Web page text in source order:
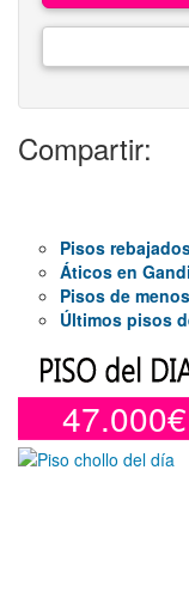
Compartir:
Pisos
Áticos en
Pisos de
Últimos pisos
47.000€